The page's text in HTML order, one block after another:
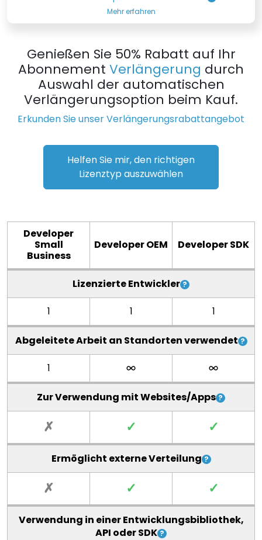
Mehr erfahren
Genießen Sie 50% Rabatt auf Ihr
Abonnement Verlängerung durch
Auswahl der automatischen
Verlängerungsoption beim Kauf.
Erkunden Sie unser Verlängerungsrabattangebot
Helfen Sie mir, den richtigen
Lizenztyp auszuwählen
Developer
Small
Business
Developer OEM Developer SDK
Lizenzierte Entwickler
1 1 1
Abgeleitete Arbeit an Standorten verwendet
1
Zur Verwendung mit Websites/Apps
✗ ✓ ✓
Ermöglicht externe Verteilung
✗ ✓ ✓
Verwendung in einer Entwicklungsbibliothek,
API oder SDK